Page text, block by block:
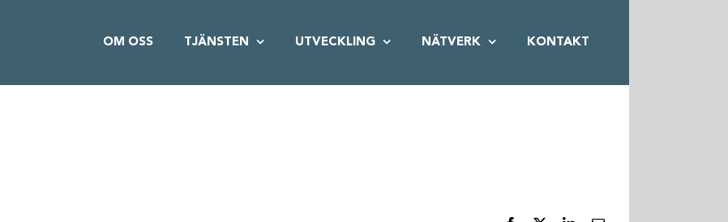
OM OSS TJÄNSTEN UTVECKLING NÄTVERK KONTAKT